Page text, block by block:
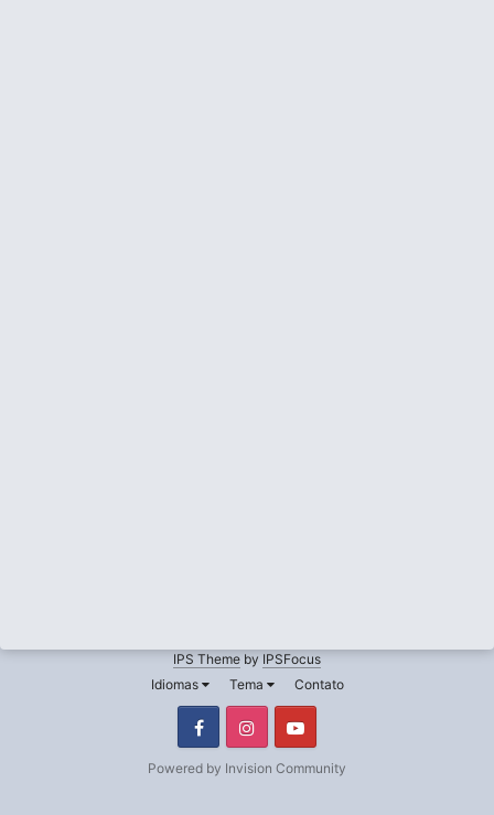
IPS Theme by IPSFocus
Idiomas
Tema Contato
FacebookInstagram
Powered by Invision Community